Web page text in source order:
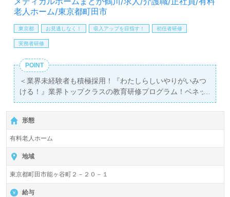
あり！＞"転職支援"のプロと一緒に転職活動！お問い合わ
老人ホーム/東京都町田市
東京都 お見逃しなく！ 収入アップを目指す！ 初任者研修
実務者研修
POINT
＜業界未経験者も積極採用！『わたしらしいやりがいみつ
ける！』業界トップクラスの教育研修プログラム！ベネッ
セグループ！＞◎介護職/正社員募集◎【月給252,000円～
302,500円 /賞与2回】＊初任者研修以上有資格者向け求人
＊『鶴川駅』徒歩12分。
入居定員58名（58室/全室個室）『メディカルホームまど
か鶴川』株式会社会社ベネッセスタイルケアBenesse Style
Care Co.,Ltd. （本社：東京都西新宿） 様の運営です。従
業員18,200人以上、26年の実績、全国に350拠点以上の有
料老人ホーム、教育/学童領域で事業展開されています。業
形態
有料老人ホーム
地域
東京都町田市能ヶ谷町２－２０－１
給与